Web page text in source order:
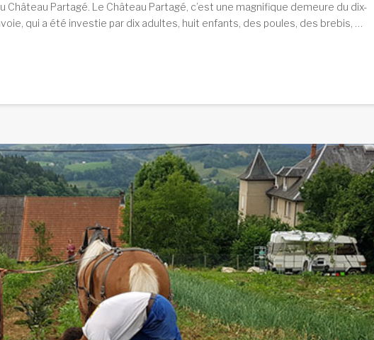
Château Partagé. Le Château Partagé, c’est une magnifique demeure du dix-
qui a été investie par dix adultes, huit enfants, des poules, des brebis, …